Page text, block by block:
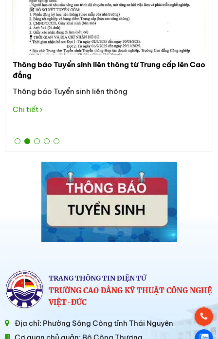
Thông báo Tuyển sinh liên thông từ Trung cấp lên Cao
đẳng
Thông báo Tuyển sinh liên thông
Chi tiết
TRANG THÔNG TIN ĐIỆN TỬ
TRƯỜNG CAO ĐẲNG KỸ THUẬT CÔNG NGHỆ
VIỆT-ĐỨC
Địa chỉ: Phường Sông Công tỉnh Thái Nguyên
Cơ quan chủ quản: Bộ Công Thương